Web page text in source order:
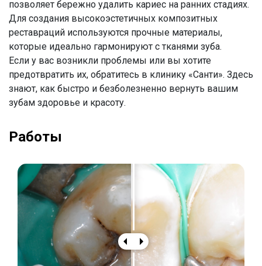
позволяет бережно удалить кариес на ранних стадиях.
Для создания высокоэстетичных композитных
реставраций используются прочные материалы,
которые идеально гармонируют с тканями зуба.
Если у вас возникли проблемы или вы хотите
предотвратить их, обратитесь в клинику «Санти». Здесь
знают, как быстро и безболезненно вернуть вашим
зубам здоровье и красоту.
Работы